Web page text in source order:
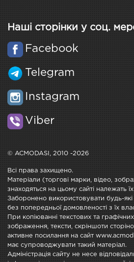
Наші сторінки у соц.
Facebook
Telegram
Instagram
Viber
© ACMODASI, 2010 -2026
Всі права захищено.
Матеріали (торгові марки, відео,
знаходяться на цьому сайті належать
Заборонено використовувати будь-які
без попередньої домовленості з їх
При копіюванні текстових та графічних
зображення, тексти, скріншоти
активне посилання на сайт
має супроводжувати такий матеріал.
Адміністрація сайту не несе